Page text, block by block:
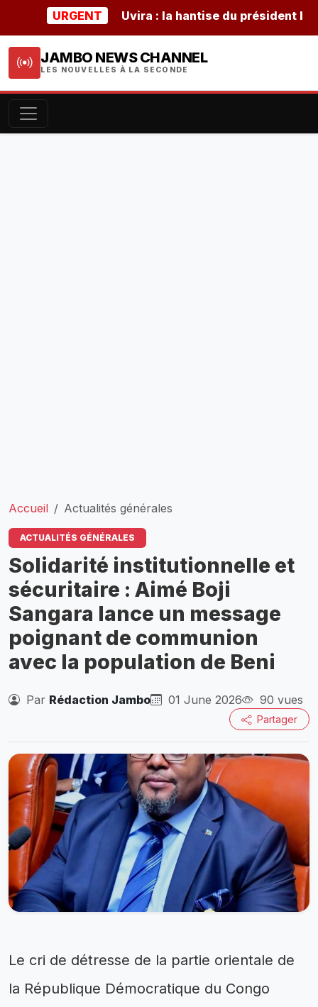
URGENT Uvira : la hantise du président
JAMBO NEWS CHANNEL
LES NOUVELLES À LA SECONDE
Accueil Actualités générales
ACTUALITÉS GÉNÉRALES
Solidarité institutionnelle et
sécuritaire : Aimé Boji
Sangara lance un message
poignant de communion
avec la population de Beni
Par Rédaction Jambo 01 June 2026 90 vues
Partager
Le cri de détresse de la partie orientale de
la République Démocratique du Congo